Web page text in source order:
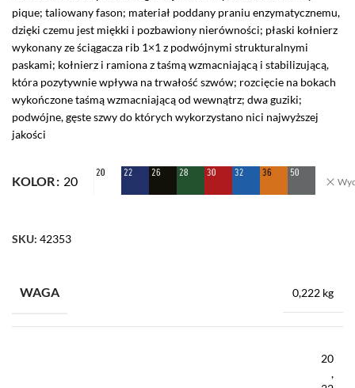
pique; taliowany fason; materiał poddany praniu enzymatycznemu,
dzięki czemu jest miękki i pozbawiony nierówności; płaski kołnierz
wykonany ze ściągacza rib 1×1 z podwójnymi strukturalnymi
paskami; kołnierz i ramiona z taśmą wzmacniającą i stabilizującą,
która pozytywnie wpływa na trwałość szwów; rozcięcie na bokach
wykończone taśmą wzmacniającą od wewnątrz; dwa guziki;
podwójne, gęste szwy do których wykorzystano nici najwyższej
jakości
KOLOR 20
SKU: 42353
WAGA 0,222 kg
20
,